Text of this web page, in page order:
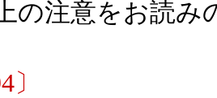
の注意をお読み